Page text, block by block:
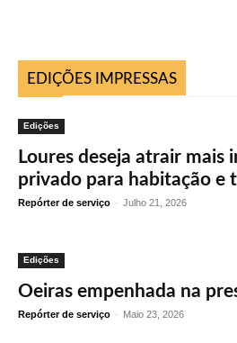
EDIÇÕES IMPRESSAS
Edições
Loures deseja atrair mais
privado para habitação e
Repórter de serviço - Julho 21, 2026
Edições
Oeiras empenhada na
Repórter de serviço - Maio 23, 2026